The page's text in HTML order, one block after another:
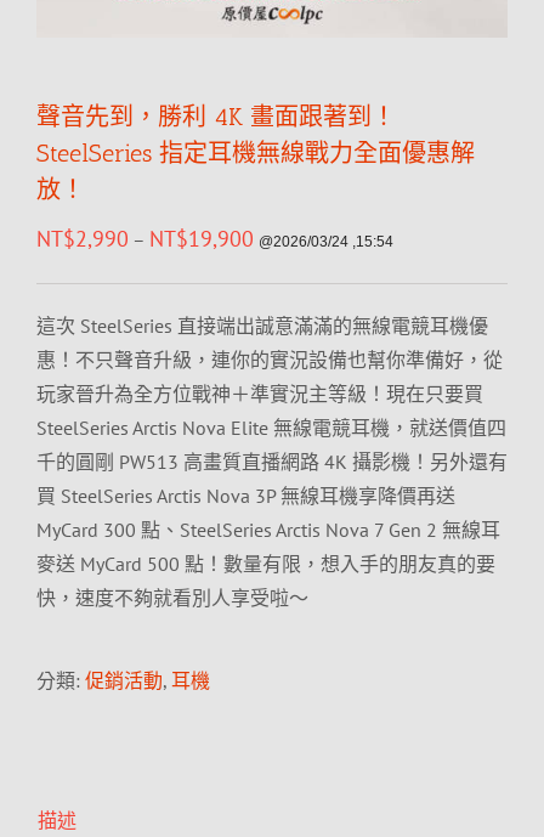
聲音先到，勝利 4K 畫面跟著到！
SteelSeries 指定耳機無線戰力全面優惠解
放！
NT$2,990 – NT$19,900 @2026/03/24 ,15:54
這次 SteelSeries 直接端出誠意滿滿的無線電競耳機優
惠！不只聲音升級，連你的實況設備也幫你準備好，從
玩家晉升為全方位戰神＋準實況主等級！現在只要買
SteelSeries Arctis Nova Elite 無線電競耳機，就送價值四
千的圓剛 PW513 高畫質直播網路 4K 攝影機！另外還有
買 SteelSeries Arctis Nova 3P 無線耳機享降價再送
MyCard 300 點、SteelSeries Arctis Nova 7 Gen 2 無線耳
麥送 MyCard 500 點！數量有限，想入手的朋友真的要
快，速度不夠就看別人享受啦～
分類: 促銷活動, 耳機
描述